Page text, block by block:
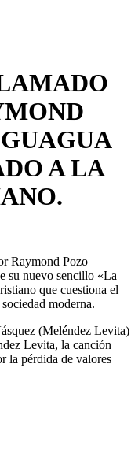
A LA
Raymond Pozo
su nuevo sencillo «La
que cuestiona el
moderna.
(Meléndez Levita)
Levita, la canción
la pérdida de valores